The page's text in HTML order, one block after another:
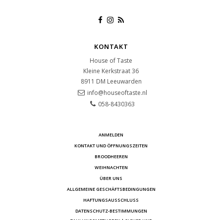
KONTAKT
House of Taste
Kleine Kerkstraat 36
8911 DM Leeuwarden
info@houseoftaste.nl
058-8430363
ANMELDEN
KONTAKT UND ÖFFNUNGSZEITEN
BROODHEEREN
WEIHNACHTEN
ÜBER UNS
ALLGEMEINE GESCHÄFTSBEDINGUNGEN
HAFTUNGSAUSSCHLUSS
DATENSCHUTZ-BESTIMMUNGEN